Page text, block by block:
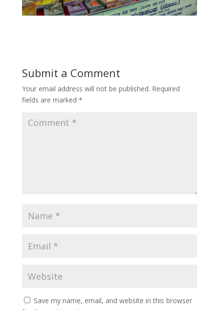
Submit a Comment
Your email address will not be published. Required
fields are marked *
Save my name, email, and website in this browser